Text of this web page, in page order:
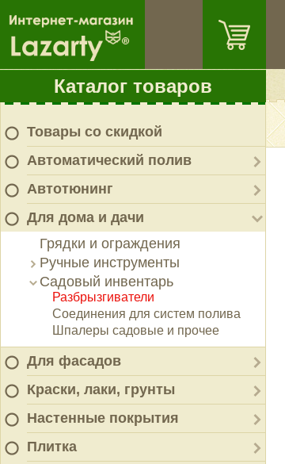
Каталог товаров
Товары со скидкой
Автоматический полив
Автотюнинг
Для дома и дачи
Грядки и ограждения
Ручные инструменты
Садовый инвентарь
Разбрызгиватели
Соединения для систем полива
Шпалеры садовые и прочее
Для фасадов
Краски, лаки, грунты
Настенные покрытия
Плитка